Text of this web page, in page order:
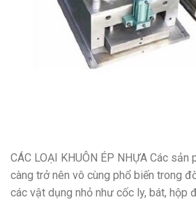
CÁC LOẠI KHUÔN ÉP NHỰA Các sản
càng trở nên vô cùng phổ biến trong
các vật dụng nhỏ như cốc ly, bát, hộp